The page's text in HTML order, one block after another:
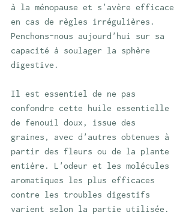
à la ménopause et s'avère efficace
en cas de règles irrégulières.
Penchons-nous aujourd'hui sur sa
capacité à soulager la sphère
digestive.
Il est essentiel de ne pas
confondre cette huile essentielle
de fenouil doux, issue des
graines, avec d'autres obtenues à
partir des fleurs ou de la plante
entière. L'odeur et les molécules
aromatiques les plus efficaces
contre les troubles digestifs
varient selon la partie utilisée.